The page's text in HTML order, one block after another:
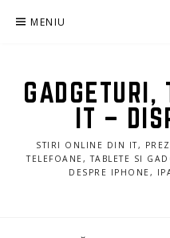
MENIU
GADGETURI,
IT –
STIRI ONLINE DIN IT,
TELEFOANE, TABLETE SI
DESPRE IPHONE,